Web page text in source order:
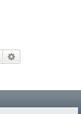
Rechercher